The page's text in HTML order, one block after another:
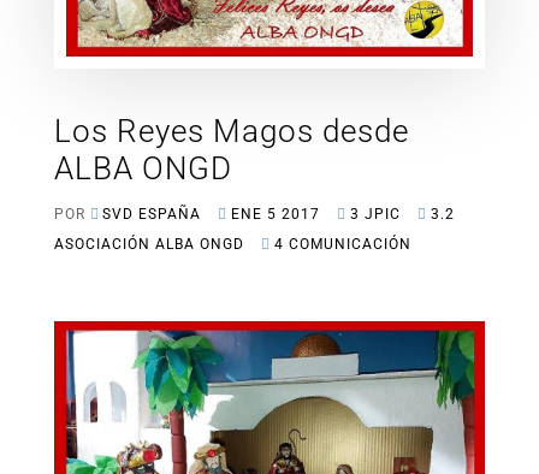
Los Reyes Magos desde
ALBA ONGD
POR SVD ESPAÑA ENE 5 2017 3 JPIC
3.2
ASOCIACIÓN ALBA ONGD
4 COMUNICACIÓN